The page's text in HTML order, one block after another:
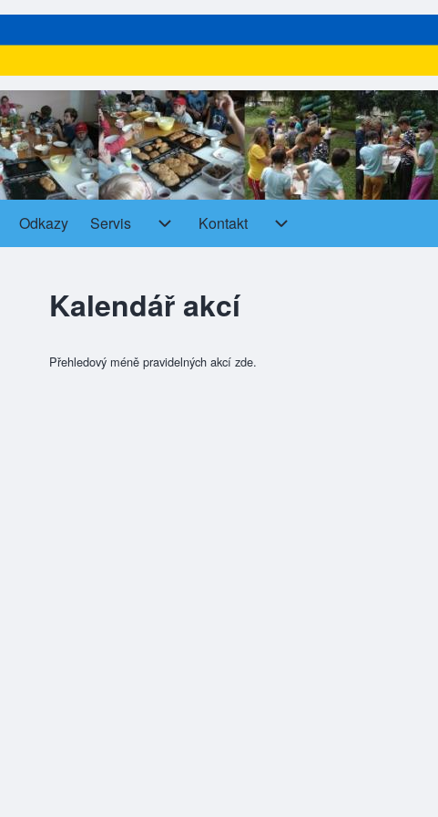
Odkazy Servis Kontakt
Kalendář akcí
Přehledový méně pravidelných akcí zde.